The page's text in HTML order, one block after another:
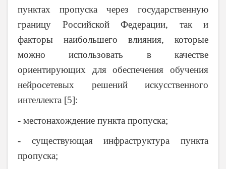
пунктах пропуска через государственную
границу Российской Федерации, так и
факторы наибольшего влияния, которые
можно использовать в качестве
ориентирующих для обеспечения обучения
нейросетевых решений искусственного
интеллекта [5]:
- местонахождение пункта пропуска;
- существующая инфраструктура пункта
пропуска;